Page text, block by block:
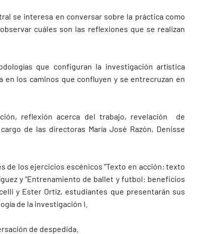
se interesa en conversar sobre la práctica como
cuáles son las reflexiones que se realizan
que configuran la investigación artística
los caminos que confluyen y se entrecruzan en
reflexión acerca del trabajo, revelación de
de las directoras María José Razón, Denisse
de los ejercicios escénicos “Texto en acción: texto
y “Entrenamiento de ballet y futbol: beneficios
y Ester Ortiz, estudiantes que presentarán sus
de la investigación I.
de despedida.